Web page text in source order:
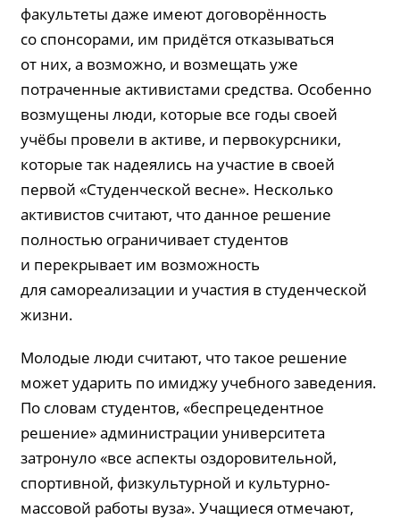
факультеты даже имеют договорённость
со спонсорами, им придётся отказываться
от них, а возможно, и возмещать уже
потраченные активистами средства. Особенно
возмущены люди, которые все годы своей
учёбы провели в активе, и первокурсники,
которые так надеялись на участие в своей
первой «Студенческой весне». Несколько
активистов считают, что данное решение
полностью ограничивает студентов
и перекрывает им возможность
для самореализации и участия в студенческой
жизни.
Молодые люди считают, что такое решение
может ударить по имиджу учебного заведения.
По словам студентов, «беспрецедентное
решение» администрации университета
затронуло «все аспекты оздоровительной,
спортивной, физкультурной и культурно-
массовой работы вуза». Учащиеся отмечают,